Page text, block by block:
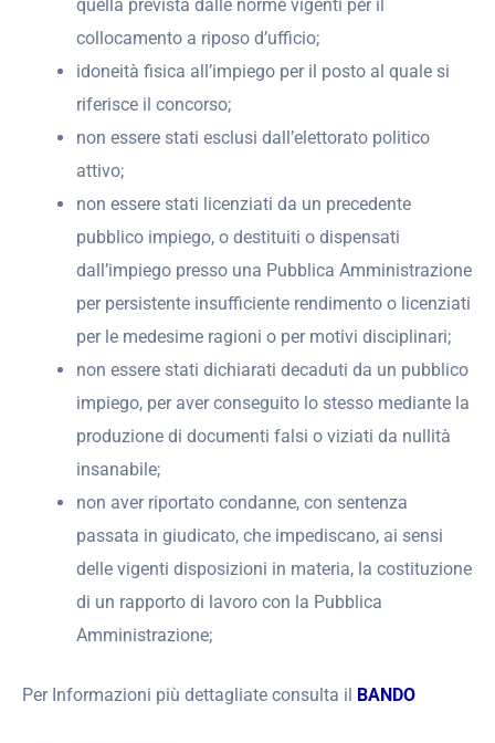
quella prevista dalle norme vigenti per il
collocamento a riposo d’ufficio;
idoneità fisica all’impiego per il posto al quale si
riferisce il concorso;
non essere stati esclusi dall’elettorato politico
attivo;
non essere stati licenziati da un precedente
pubblico impiego, o destituiti o dispensati
dall’impiego presso una Pubblica Amministrazione
per persistente insufficiente rendimento o licenziati
per le medesime ragioni o per motivi disciplinari;
non essere stati dichiarati decaduti da un pubblico
impiego, per aver conseguito lo stesso mediante la
produzione di documenti falsi o viziati da nullità
insanabile;
non aver riportato condanne, con sentenza
passata in giudicato, che impediscano, ai sensi
delle vigenti disposizioni in materia, la costituzione
di un rapporto di lavoro con la Pubblica
Amministrazione;
Per Informazioni più dettagliate consulta il BANDO